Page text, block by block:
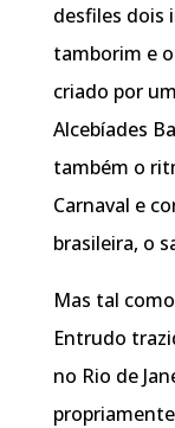
desfiles dois
tamborim e
criado por
Alcebíades
também o
Carnaval e
brasileira, o
Mas tal
Entrudo
no Rio de